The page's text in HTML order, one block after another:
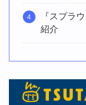
『スプラ
紹介